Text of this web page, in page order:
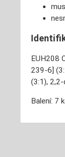
EUH208
239-6]
(3:1),
Balení: 7